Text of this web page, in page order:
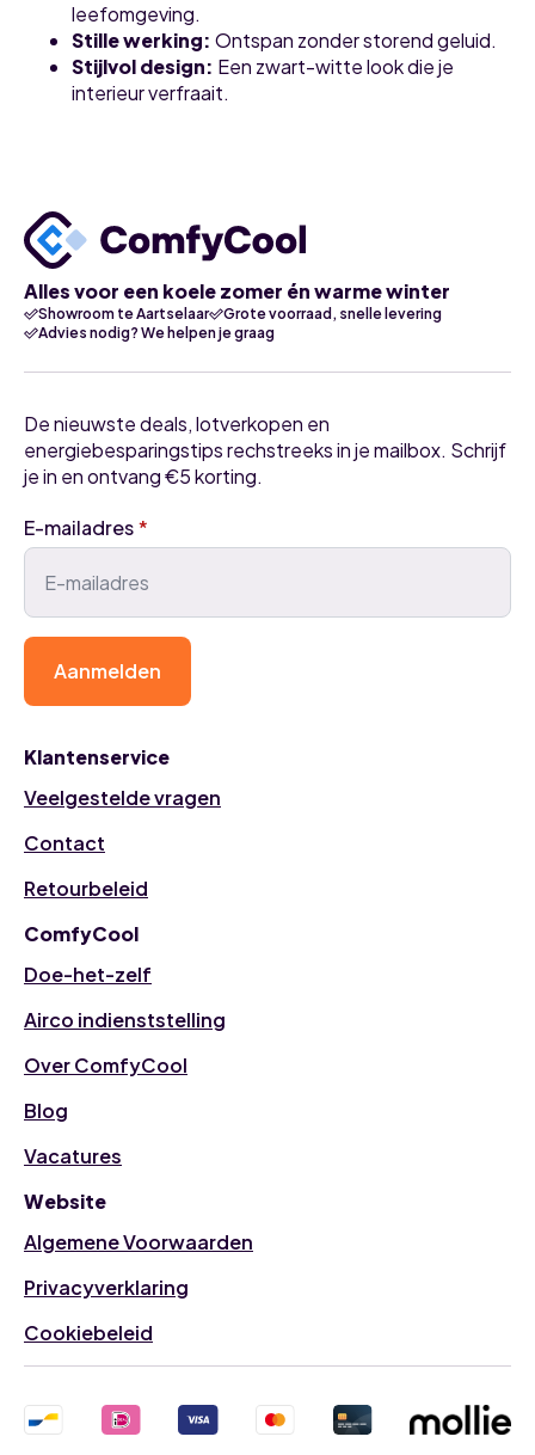
leefomgeving.
Stille werking: Ontspan zonder storend geluid.
Stijlvol design: Een zwart-witte look die je
interieur verfraait.
Alles voor een koele zomer én warme winter
Showroom te Aartselaar
Grote voorraad, snelle levering
Advies nodig? We helpen je graag
Klantenservice
Veelgestelde vragen
Contact
Retourbeleid
ComfyCool
Doe-het-zelf
Airco indienststelling
Over ComfyCool
Blog
Vacatures
Website
Algemene Voorwaarden
Privacyverklaring
Cookiebeleid
De nieuwste deals, lotverkopen en
energiebesparingstips rechstreeks in je mailbox. Schrijf
je in en ontvang €5 korting.
E-mailadres*
Aanmelden